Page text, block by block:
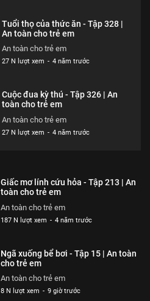
Tuổi thọ của thức ăn - Tập 328 |
An toàn cho trẻ em
An toàn cho trẻ em
27 N lượt xem - 4 năm trước
Cuộc đua kỳ thú - Tập 326 | An
toàn cho trẻ em
An toàn cho trẻ em
27 N lượt xem - 4 năm trước
An toàn cho trẻ em
26 N lượt xem
An toàn cho trẻ em
An toàn cho trẻ em
26 N lượt xem
Giấc mơ lính cứu hỏa - Tập 213 | An
toàn cho trẻ em
An toàn cho trẻ em
187 N lượt xem - 4 năm trước
Ngã xuống bể bơi - Tập 15 | An toàn
cho trẻ em
An toàn cho trẻ em
8 N lượt xem - 9 giờ trước